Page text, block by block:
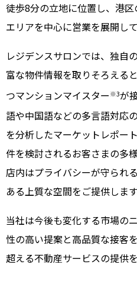
徒歩8分の立地に位置し、港
エリアを中心に営業を展開して
レジデンスサロンでは、独自
富な物件情報を取りそろえる
つマンションマイスター※3が
語や中国語などの多言語対応
を分析したマーケットレポー
件を検討されるお客さまの多
店内はプライバシーが守られ
ある上質な空間をご提供します
当社は今後も変化する市場の
性の高い提案と高品質な接客
超える不動産サービスの提供